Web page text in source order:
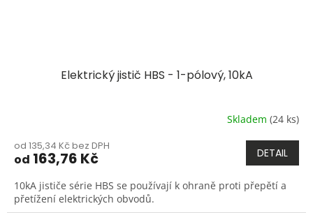
Elektrický jistič HBS - 1-pólový, 10kA
Skladem (24 ks)
od 135,34 Kč bez DPH
od 163,76 Kč DETAIL
10kA jističe série HBS se používají k ohraně proti přepětí a
přetížení elektrických obvodů.